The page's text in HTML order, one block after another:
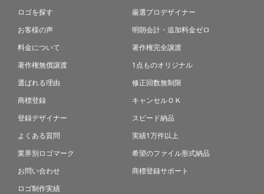
ロゴを探す
お客様の声
料金について
著作権無償譲渡
選ばれる理由
商標登録
登録デザイナー
よくある質問
業界別ロゴマーク
お問い合わせ
ロゴ制作実績
厳選プロデザイナー
明朗会計・追加料金ゼロ
著作権完全譲渡
1点ものオリジナル
修正回数無制限
キャンセルＯＫ
スピード納品
実績1万件以上
希望のファイル形式納品
商標登録サポート